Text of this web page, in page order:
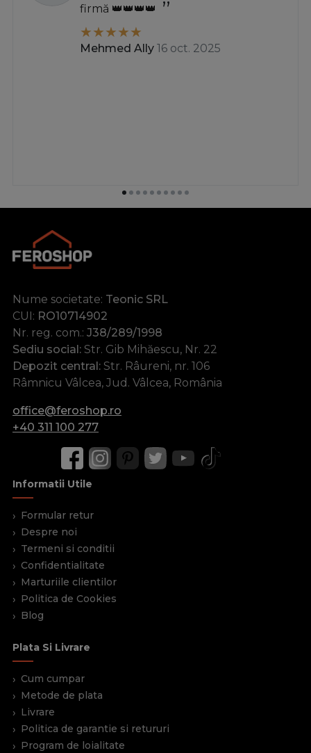
firmă 👑👑👑👑
Mehmed Ally 16 oct. 2025
Nume societate: Teonic SRL
CUI: RO10714902
Nr. reg. com.: J38/289/1998
Sediu social: Str. Gib Mihăescu, Nr. 22
Depozit central: Str. Râureni, nr. 106
Râmnicu Vâlcea, Jud. Vâlcea, România
office@feroshop.ro
+40 311 100 277
Informatii Utile
Formular retur
Despre noi
Termeni si conditii
Confidentialitate
Marturiile clientilor
Politica de Cookies
Blog
Plata Si Livrare
Cum cumpar
Metode de plata
Livrare
Politica de garantie si retururi
Program de loialitate